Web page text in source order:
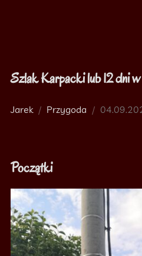
Szlak Karpacki lub 12 dni
Jarek Przygoda
Posted
Początki